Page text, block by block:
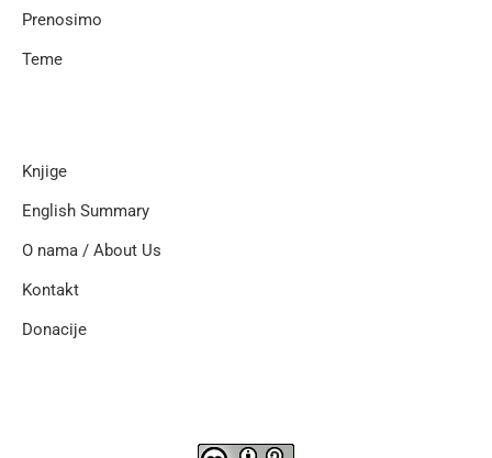
Prenosimo
Teme
Knjige
English Summary
O nama / About Us
Kontakt
Donacije